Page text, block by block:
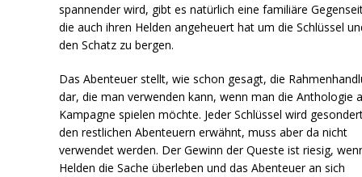
spannender wird, gibt es natürlich eine familiäre
die auch ihren Helden angeheuert hat um die Schlüssel
den Schatz zu bergen.
Das Abenteuer stellt, wie schon gesagt, die
dar, die man verwenden kann, wenn man die Anthologie
Kampagne spielen möchte. Jeder Schlüssel wird
den restlichen Abenteuern erwähnt, muss aber da nicht
verwendet werden. Der Gewinn der Queste ist riesig,
Helden die Sache überleben und das Abenteuer an sich